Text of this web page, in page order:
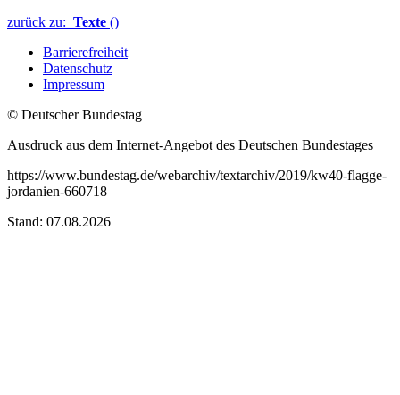
zurück zu: Texte ()
Barrierefreiheit
Datenschutz
Impressum
© Deutscher Bundestag
Ausdruck aus dem Internet-Angebot des Deutschen Bundestages
https://www.bundestag.de/webarchiv/textarchiv/2019/kw40-flagge-
jordanien-660718
Stand: 07.08.2026